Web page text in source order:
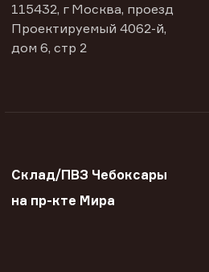
115432, г Москва, проезд
Проектируемый 4062-й,
дом 6, стр 2
Склад/ПВЗ Чебоксары
на пр-кте Мира